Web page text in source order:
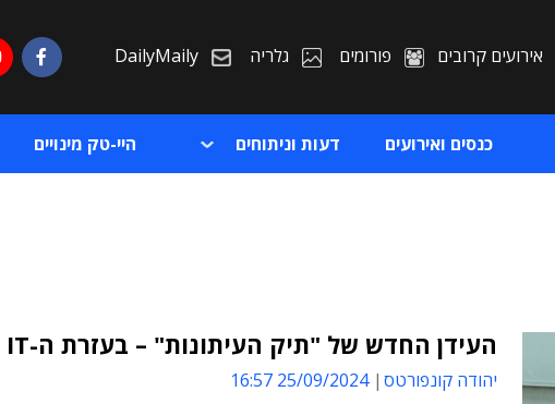
אירועים קרובים פורומים גלריה DailyMaily
כנסים ואירועים דעות וניתוחים היי-טק מינויים
העידן החדש של "תיק העיתונות" – בעזרת ה-IT
יהודה קונפורטס 25/09/2024 16:57